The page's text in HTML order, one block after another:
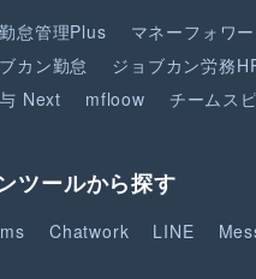
怠管理Plus マネーフォワ
カン勤怠 ジョブカン労務
Next mfloow チームス
ツールから探す
Chatwork LINE